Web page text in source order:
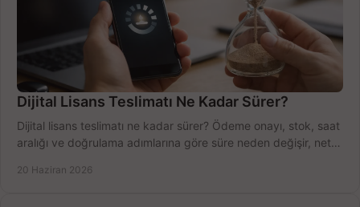
Dijital Lisans Teslimatı Ne Kadar Sürer?
Dijital lisans teslimatı ne kadar sürer? Ödeme onayı, stok, saat
aralığı ve doğrulama adımlarına göre süre neden değişir, net
20 Haziran 2026